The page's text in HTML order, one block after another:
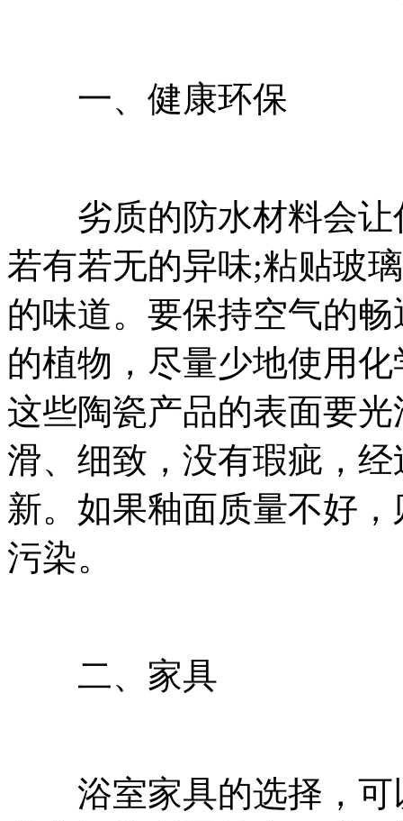
一、健康环保
劣质的防水材料会让
若有若无的异味;粘贴玻
的味道。要保持空气的
的植物，尽量少地使用
这些陶瓷产品的表面要
滑、细致，没有瑕疵，
新。如果釉面质量不好
污染。
二、家具
浴室家具的选择，可